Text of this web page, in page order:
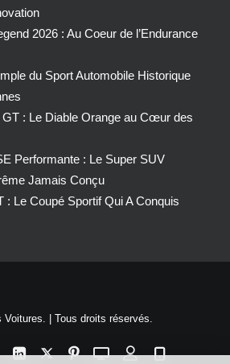
2026 : Au Coeur de l’Endurance
du Sport Automobile Historique
GT : Le Diable Orange au Cœur des
Performante : Le Super SUV
Jamais Conçu
: Le Coupé Sportif Qui A Conquis
| Tous droits réservés.